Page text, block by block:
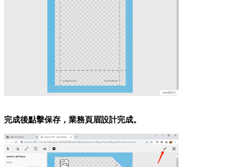
完成後點擊保存，業務頁眉設計完成。